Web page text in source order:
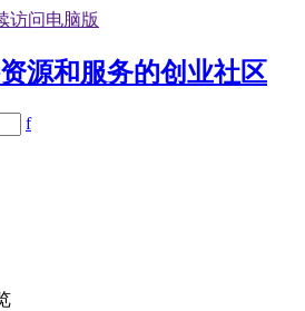
访问电脑版
f